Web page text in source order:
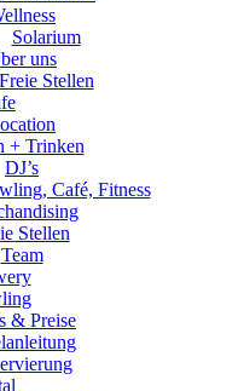
Solarium
uns
Freie Stellen
+ Trinken
DJ’s
Café, Fitness
Stellen
Team
& Preise